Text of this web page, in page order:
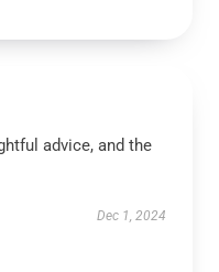
advice, and the
Dec 1, 2024